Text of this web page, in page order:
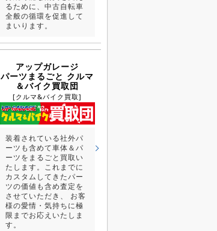
るために、中古自転車
全般の循環を促進して
まいります。
アップガレージ
パーツまるごと クルマ
＆バイク買取団
[クルマ&バイク買取]
装着されている社外パ
ーツも含めて車体＆パ
ーツをまるごと買取い
たします。これまでに
カスタムしてきたパー
ツの価値も含め査定を
させていただき、 お客
様の愛情・気持ちに極
限までお応えいたしま
す。